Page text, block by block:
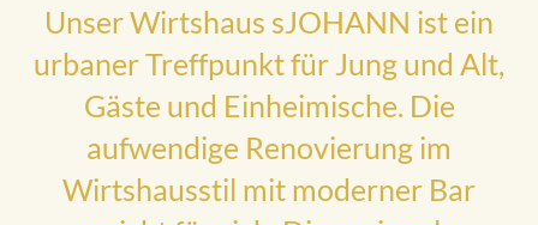
Unser Wirtshaus sJOHANN ist ein
urbaner Treffpunkt für Jung und Alt,
Gäste und Einheimische. Die
aufwendige Renovierung im
Wirtshausstil mit moderner Bar